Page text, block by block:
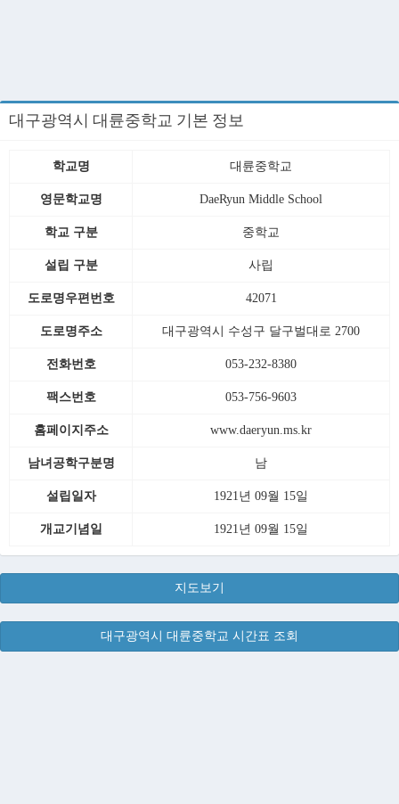
대구광역시 대륜중학교 기본 정보
학교명 대륜중학교
영문학교명 DaeRyun Middle School
학교 구분 중학교
설립 구분 사립
도로명우편번호 42071
도로명주소 대구광역시 수성구 달구벌대로 2700
전화번호 053-232-8380
팩스번호 053-756-9603
홈페이지주소 www.daeryun.ms.kr
남녀공학구분명 남
설립일자 1921년 09월 15일
개교기념일 1921년 09월 15일
지도보기
대구광역시 대륜중학교 시간표 조회